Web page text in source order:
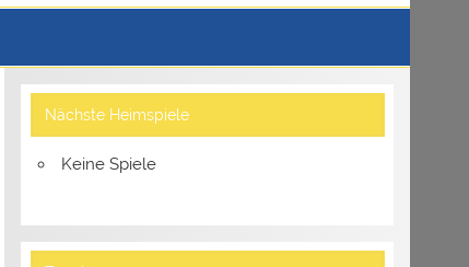
Nächste Heimspiele
Keine Spiele